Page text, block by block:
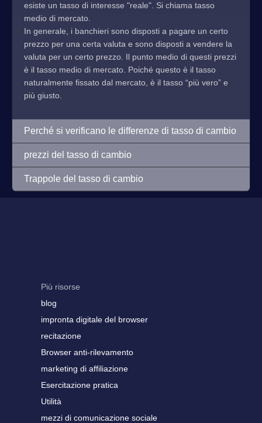
esiste un tasso di interesse "reale". Si chiama tasso
medio di mercato.
In generale, i banchieri sono disposti a pagare un certo
prezzo per una certa valuta e sono disposti a vendere la
valuta per un certo prezzo. Il punto medio di questi prezzi
è il tasso medio di mercato. Poiché questo è il tasso
naturalmente fissato dal mercato, è il tasso “più vero” e
più giusto.
Perché si verificano le differenze di tasso di cambio
prezzi del tasso di cambio
Trappole del tasso di cambio
Più risorse
blog
impronta digitale del browser
recitazione
Browser anti-rilevamento
marketing di affiliazione
Esercitazione pratica
Utilità
mezzi di comunicazione sociale